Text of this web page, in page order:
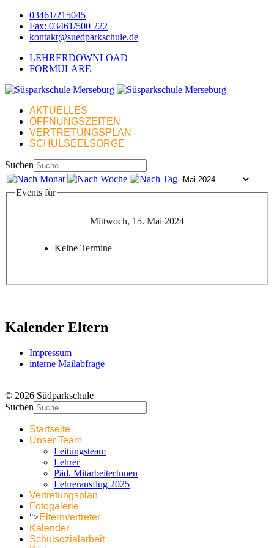
03461/215045
Fax: 03461/500 222
kontakt@suedparkschule.de
LEHRERDOWNLOAD
FORMULARE
AKTUELLES
ÖFFNUNGSZEITEN
VERTRETUNGSPLAN
SCHULSEELSORGE
Suchen
Events für
Mittwoch, 15. Mai 2024
Keine Termine
Kalender Eltern
Impressum
interne Mailabfrage
© 2026 Südparkschule
Suchen
Startseite
Unser Team
Leitungsteam
Lehrer
Päd. MitarbeiterInnen
Lehrerausflug 2025
Vertretungsplan
Fotogalerie
">Elternvertreter
Kalender
Schulsozialarbeit